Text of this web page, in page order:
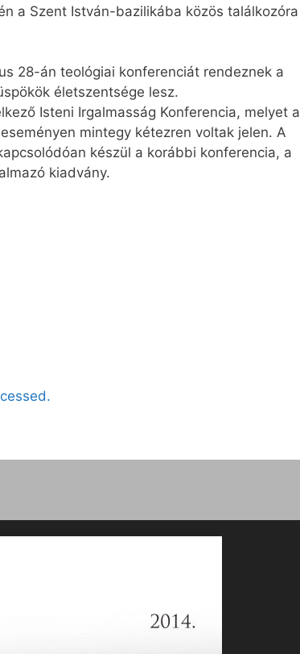
a Szent István-bazilikába közös találkozóra
28-án teológiai konferenciát rendeznek a
életszentsége lesz.
Isteni Irgalmasság Konferencia, melyet a
mintegy kétezren voltak jelen. A
készül a korábbi konferencia, a
kiadvány.